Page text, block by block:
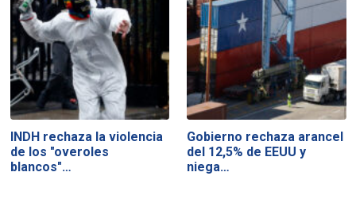
INDH rechaza la violencia
de los "overoles
blancos"…
Gobierno rechaza arancel
del 12,5% de EEUU y
niega…